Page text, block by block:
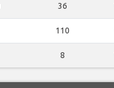
36
110
8